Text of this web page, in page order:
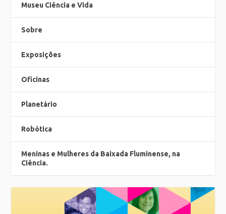
Museu Ciência e Vida
Sobre
Exposições
Oficinas
Planetário
Robótica
Meninas e Mulheres da Baixada Fluminense, na
Ciência.